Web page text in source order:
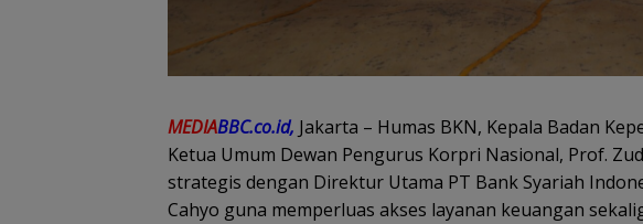
MEDIABBC.co.id, Jakarta – Humas BKN, Kepala Badan
Ketua Umum Dewan Pengurus Korpri Nasional, Prof.
strategis dengan Direktur Utama PT Bank Syariah
Cahyo guna memperluas akses layanan keuangan